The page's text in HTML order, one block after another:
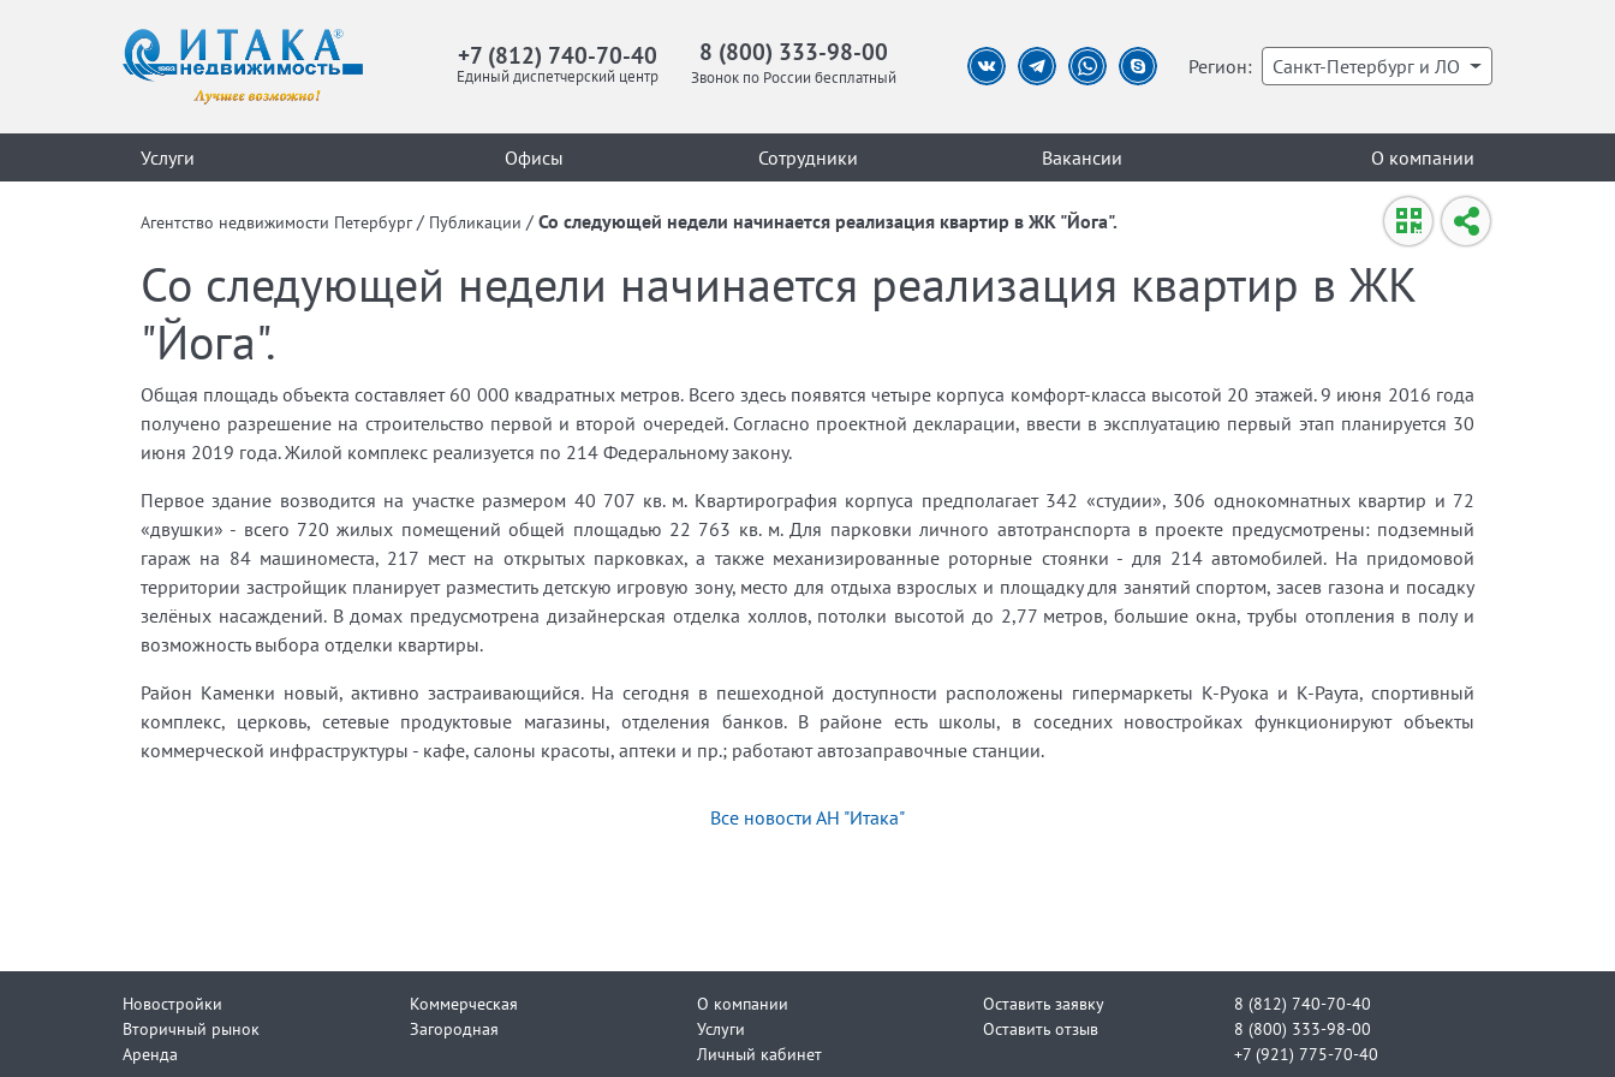
+7 (812) 740-70-40
Единый диспетчерский центр
8 (800) 333-98-00
Звонок по России бесплатный Регион: Санкт-Петербург и ЛО
Услуги Офисы Сотрудники Вакансии О компании
Агентство недвижимости Петербург / Публикации / Со следующей недели начинается реализация квартир в ЖК "Йога".
Со следующей недели начинается реализация квартир в ЖК
"Йога".
Общая площадь объекта составляет 60 000 квадратных метров. Всего здесь появятся четыре корпуса комфорт-класса высотой 20 этажей. 9 июня 2016 года
получено разрешение на строительство первой и второй очередей. Согласно проектной декларации, ввести в эксплуатацию первый этап планируется 30
июня 2019 года. Жилой комплекс реализуется по 214 Федеральному закону.
Первое здание возводится на участке размером 40 707 кв. м. Квартирография корпуса предполагает 342 «студии», 306 однокомнатных квартир и 72
«двушки» - всего 720 жилых помещений общей площадью 22 763 кв. м. Для парковки личного автотранспорта в проекте предусмотрены: подземный
гараж на 84 машиноместа, 217 мест на открытых парковках, а также механизированные роторные стоянки - для 214 автомобилей. На придомовой
территории застройщик планирует разместить детскую игровую зону, место для отдыха взрослых и площадку для занятий спортом, засев газона и посадку
зелёных насаждений. В домах предусмотрена дизайнерская отделка холлов, потолки высотой до 2,77 метров, большие окна, трубы отопления в полу и
возможность выбора отделки квартиры.
Район Каменки новый, активно застраивающийся. На сегодня в пешеходной доступности расположены гипермаркеты К-Руока и К-Раута, спортивный
комплекс, церковь, сетевые продуктовые магазины, отделения банков. В районе есть школы, в соседних новостройках функционируют объекты
коммерческой инфраструктуры - кафе, салоны красоты, аптеки и пр.; работают автозаправочные станции.
Все новости АН "Итака"
Новостройки
Вторичный рынок
Аренда
Коммерческая
Загородная
О компании
Услуги
Личный кабинет
Оставить заявку
Оставить отзыв
8 (812) 740-70-40
8 (800) 333-98-00
+7 (921) 775-70-40